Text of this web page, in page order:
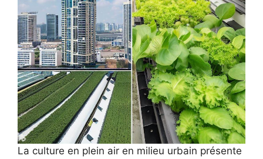
La culture en plein air en milieu urbain présente